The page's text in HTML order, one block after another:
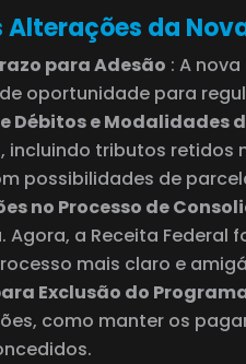
Alterações da
para Adesão : A
oportunidade para
Débitos e Modalidades
incluindo tributos
possibilidades de
no Processo de
Agora, a Receita
mais claro e
Exclusão do
como manter os